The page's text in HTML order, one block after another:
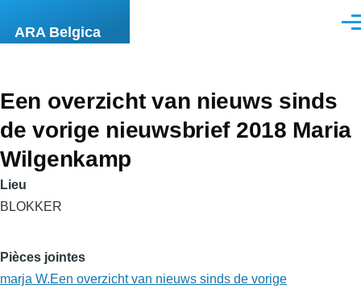
ARA Belgica
Een overzicht van nieuws sinds
de vorige nieuwsbrief 2018 Maria
Wilgenkamp
Lieu
BLOKKER
Pièces jointes
marja W.Een overzicht van nieuws sinds de vorige